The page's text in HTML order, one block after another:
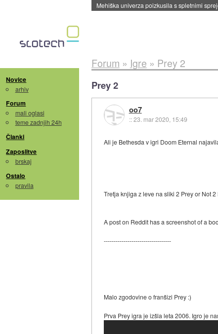
Mehiška univerza poizkusila s spletnimi
Novice
arhiv
Forum
mali oglasi
teme zadnjih 24h
Članki
Zaposlitve
brskaj
Ostalo
pravila
Forum » Igre » Prey 2
Prey 2
oo7
::23. mar 2020, 15:49
Ali je Bethesda v igri Doom Eternal
Tretja knjiga z leve na sliki 2 Prey or Not 2
A post on Reddit has a screenshot of a
----------------------------------
Malo zgodovine o franšizi Prey :)
Prva Prey igra je izšla leta 2006. Igro je